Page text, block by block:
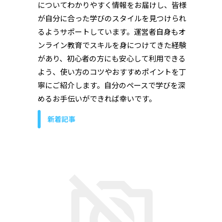
についてわかりやすく情報をお届けし、皆様
が自分に合った学びのスタイルを見つけられ
るようサポートしています。運営者自身もオ
ンライン教育でスキルを身につけてきた経験
があり、初心者の方にも安心して利用できる
よう、使い方のコツやおすすめポイントを丁
寧にご紹介します。自分のペースで学びを深
めるお手伝いができれば幸いです。
新着記事